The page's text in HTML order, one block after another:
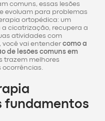
comuns, essas lesões
evoluam para problemas
ortopédica: um
cicatrização, recupera a
atividades com
você vai entender como a
de lesões comuns em
trazem melhores
ocorrências.
fundamentos